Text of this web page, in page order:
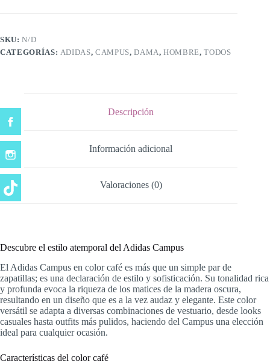
SKU:N/D
CATEGORÍAS: ADIDAS,CAMPUS,DAMA,HOMBRE,TODOS
Descripción
Información adicional
Valoraciones (0)
Descubre el estilo atemporal del Adidas Campus
El Adidas Campus en color café es más que un simple par de
zapatillas; es una declaración de estilo y sofisticación. Su tonalidad rica
y profunda evoca la riqueza de los matices de la madera oscura,
resultando en un diseño que es a la vez audaz y elegante. Este color
versátil se adapta a diversas combinaciones de vestuario, desde looks
casuales hasta outfits más pulidos, haciendo del Campus una elección
ideal para cualquier ocasión.
Características del color café